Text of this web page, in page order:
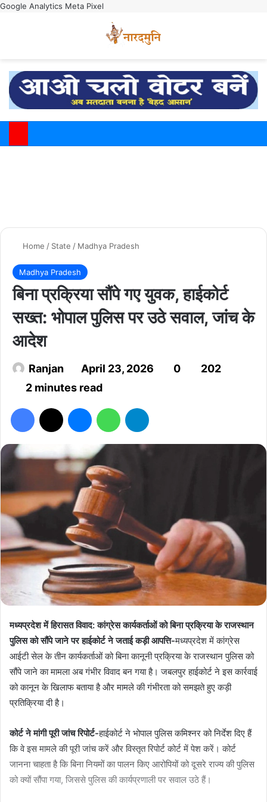
Google Analytics Meta Pixel
Home / State / Madhya Pradesh
Madhya Pradesh
बिना प्रक्रिया सौंपे गए युवक, हाईकोर्ट
सख्त: भोपाल पुलिस पर उठे सवाल, जांच के
आदेश
Ranjan April 23, 2026 0
202
2 minutes read
मध्यप्रदेश में हिरासत विवाद: कांग्रेस कार्यकर्ताओं को बिना प्रक्रिया के राजस्थान
पुलिस को सौंपे जाने पर हाईकोर्ट ने जताई कड़ी आपत्ति-मध्यप्रदेश में कांग्रेस
आईटी सेल के तीन कार्यकर्ताओं को बिना कानूनी प्रक्रिया के राजस्थान पुलिस को
सौंपे जाने का मामला अब गंभीर विवाद बन गया है। जबलपुर हाईकोर्ट ने इस कार्रवाई
को कानून के खिलाफ बताया है और मामले की गंभीरता को समझते हुए कड़ी
प्रतिक्रिया दी है।
कोर्ट ने मांगी पूरी जांच रिपोर्ट-हाईकोर्ट ने भोपाल पुलिस कमिश्नर को निर्देश दिए हैं
कि वे इस मामले की पूरी जांच करें और विस्तृत रिपोर्ट कोर्ट में पेश करें। कोर्ट
जानना चाहता है कि बिना नियमों का पालन किए आरोपियों को दूसरे राज्य की पुलिस
को क्यों सौंपा गया, जिससे पुलिस की कार्यप्रणाली पर सवाल उठे हैं।